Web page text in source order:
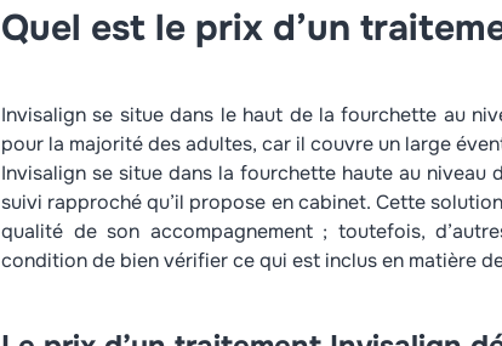
Quel est le prix d’un
Invisalign se situe dans le haut de la fourchette au
pour la majorité des adultes, car il couvre un large
Invisalign se situe dans la fourchette haute au
suivi rapproché qu’il propose en cabinet. Cette
qualité de son accompagnement ; toutefois,
condition de bien vérifier ce qui est inclus en matière